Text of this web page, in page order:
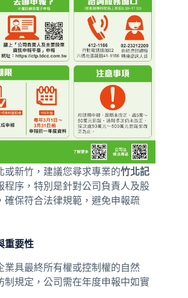
或新竹，建議您尋求專業的竹北記
程序，特別是針對公司負責人及股
確保符合法律規範，避免申報疏
重要性
業具最終所有權或控制權的自然
制規定，公司需在年度申報中如實